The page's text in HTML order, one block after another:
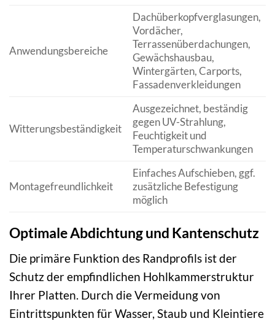
Anwendungsbereiche
Dachüberkopfverglasungen,
Vordächer,
Terrassenüberdachungen,
Gewächshausbau,
Wintergärten, Carports,
Fassadenverkleidungen
Witterungsbeständigkeit
Ausgezeichnet, beständig
gegen UV-Strahlung,
Feuchtigkeit und
Temperaturschwankungen
Montagefreundlichkeit
Einfaches Aufschieben, ggf.
zusätzliche Befestigung
möglich
Optimale Abdichtung und Kantenschutz
Die primäre Funktion des Randprofils ist der
Schutz der empfindlichen Hohlkammerstruktur
Ihrer Platten. Durch die Vermeidung von
Eintrittspunkten für Wasser, Staub und Kleintiere